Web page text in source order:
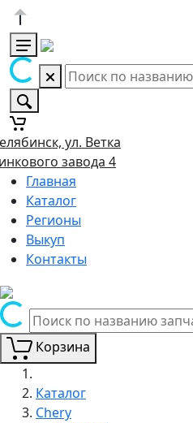
ул. Ветка
завода 4
Главная
Каталог
Регионы
Выкуп
Контакты
Корзина
Каталог
Chery